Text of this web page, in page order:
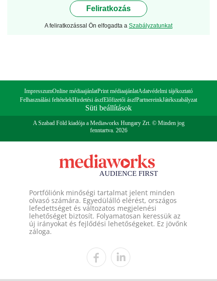
Feliratkozás
A feliratkozással Ön elfogadta a Szabályzatunkat
ImpresszumOnline médiaajánlatPrint médiaajánlatAdatvédelmi tájékoztató
Felhasználási feltételekHirdetési ászfElőfizetői ászfPartnereinkJátékszabályzat
Süti beállítások
A Szabad Föld kiadója a Mediaworks Hungary Zrt. © Minden jog
fenntartva. 2026
Portfóliónk minőségi tartalmat jelent minden
olvasó számára. Egyedülálló elérést, országos
lefedettséget és változatos megjelenési
lehetőséget biztosít. Folyamatosan keressük az
új irányokat és fejlődési lehetőségeket. Ez jövőnk
záloga.